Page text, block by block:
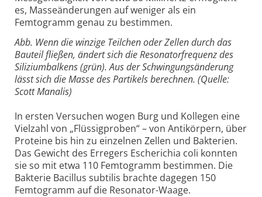
es, Masseänderungen auf weniger als ein
Femtogramm genau zu bestimmen.
Abb. Wenn die winzige Teilchen oder Zellen durch das
Bauteil fließen, ändert sich die Resonatorfrequenz des
Siliziumbalkens (grün). Aus der Schwingungsänderung
lässt sich die Masse des Partikels berechnen. (Quelle:
Scott Manalis)
In ersten Versuchen wogen Burg und Kollegen eine
Vielzahl von „Flüssigproben“ – von Antikörpern, über
Proteine bis hin zu einzelnen Zellen und Bakterien.
Das Gewicht des Erregers Escherichia coli konnten
sie so mit etwa 110 Femtogramm bestimmen. Die
Bakterie Bacillus subtilis brachte dagegen 150
Femtogramm auf die Resonator-Waage.